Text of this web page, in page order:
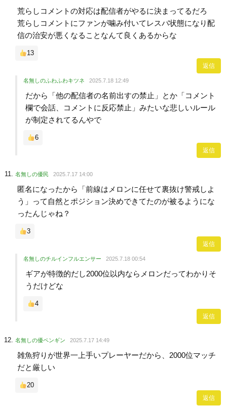
荒らしコメントの対応は配信者がやるに決まってるだろ
荒らしコメントにファンが噛み付いてレスバ状態になり配
信の治安が悪くなることなんて良くあるからな
13
返信
名無しのふわふわキツネ 2025.7.18 12:49
だから「他の配信者の名前出すの禁止」とか「コメント
欄で会話、コメントに反応禁止」みたいな悲しいルール
が制定されてるんやで
6
返信
名無しの優民 2025.7.17 14:00
匿名になったから「前線はメロンに任せて裏抜け警戒しよ
う」って自然とポジション決めできてたのが被るようにな
ったんじゃね？
3
返信
名無しのチルインフルエンサー 2025.7.18 00:54
ギアが特徴的だし2000位以内ならメロンだってわかりそ
うだけどな
4
返信
名無しの優ペンギン 2025.7.17 14:49
雑魚狩りが世界一上手いプレーヤーだから、2000位マッチ
だと厳しい
20
返信